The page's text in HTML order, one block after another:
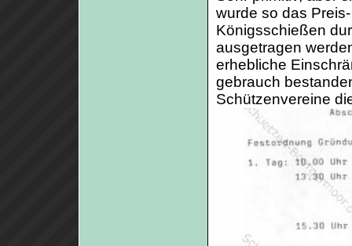
wurde so das
Königsschießen
ausgetragen
erhebliche
gebrauch
Schützenvereine